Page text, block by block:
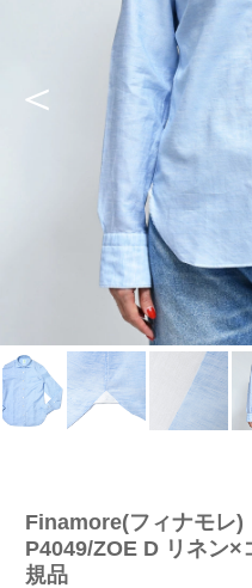
Finamore(フィナモレ)
P4049/ZOE D リネン×
規品